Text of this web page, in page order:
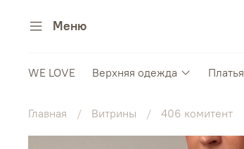
Меню
WE LOVE Верхняя одежда Платья
Главная Витрины 406 комитент